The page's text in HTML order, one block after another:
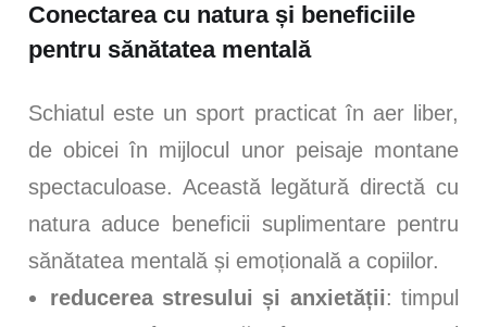
Conectarea cu natura și beneficiile
pentru sănătatea mentală
Schiatul este un sport practicat în aer liber,
de obicei în mijlocul unor peisaje montane
spectaculoase. Această legătură directă cu
natura aduce beneficii suplimentare pentru
sănătatea mentală și emoțională a copiilor.
reducerea stresului și anxietății: timpul